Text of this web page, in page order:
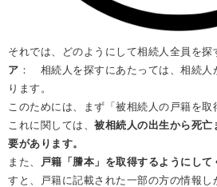
それでは、どのようにして相続人全員を探
ア ： 相続人を探すにあたっては、相続人
ります。
このためには、まず「被相続人の戸籍を取
これに関しては、被相続人の出生から死
要があります。
また、
戸籍「謄本」を取得するようにして
すと、戸籍に記載された一部の方の情報